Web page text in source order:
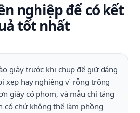
nghiệp để có kết
tốt nhất
giày trước khi chụp để giữ dáng
xẹp hay nghiêng vì rỗng trông
giày có phom, và mẫu chỉ tăng
có chứ không thể làm phồng